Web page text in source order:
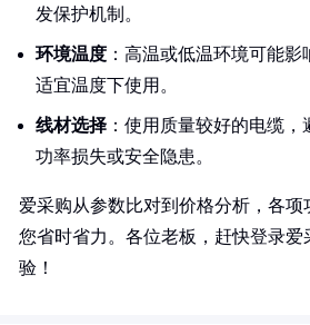
发保护机制。
环境温度 ：高温或低温环境可能
适宜温度下使用。
线材选择 ：使用质量较好的电缆
功率损失或安全隐患。
爱采购从参数比对到价格分析，各项
您省时省力。各位老板，赶快登录爱
验！